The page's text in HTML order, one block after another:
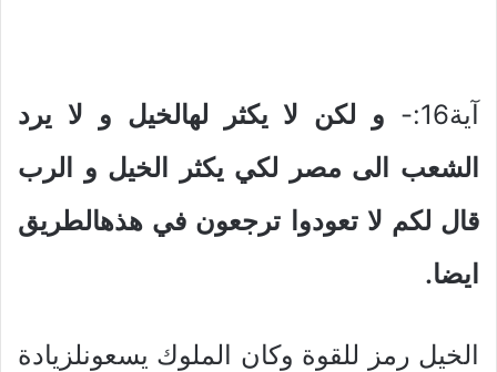
آية16:-
و لكن لا يكثر لهالخيل و لا يرد
الشعب الى مصر لكي يكثر الخيل و الرب
قال لكم لا تعودوا ترجعون في هذهالطريق
ايضا.
الخيل رمز للقوة وكان الملوك يسعونلزيادة